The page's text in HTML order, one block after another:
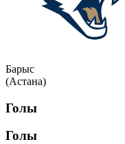
Барыс
(Астана)
Голы
Голы